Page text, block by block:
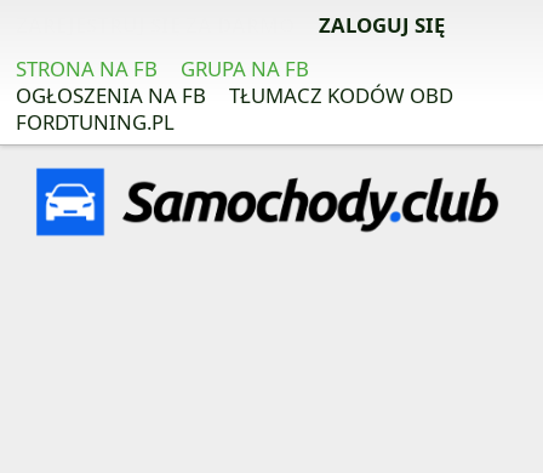
ZALOGUJ SIĘ
STRONA NA FB
GRUPA NA FB
OGŁOSZENIA NA FB
TŁUMACZ KODÓW OBD
FORDTUNING.PL